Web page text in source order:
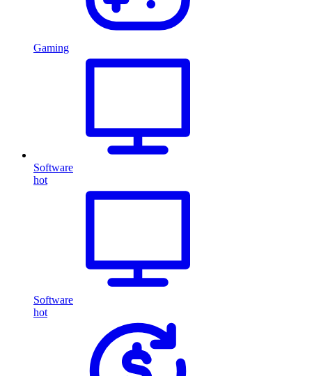
Gaming
Software
hot
Software
hot